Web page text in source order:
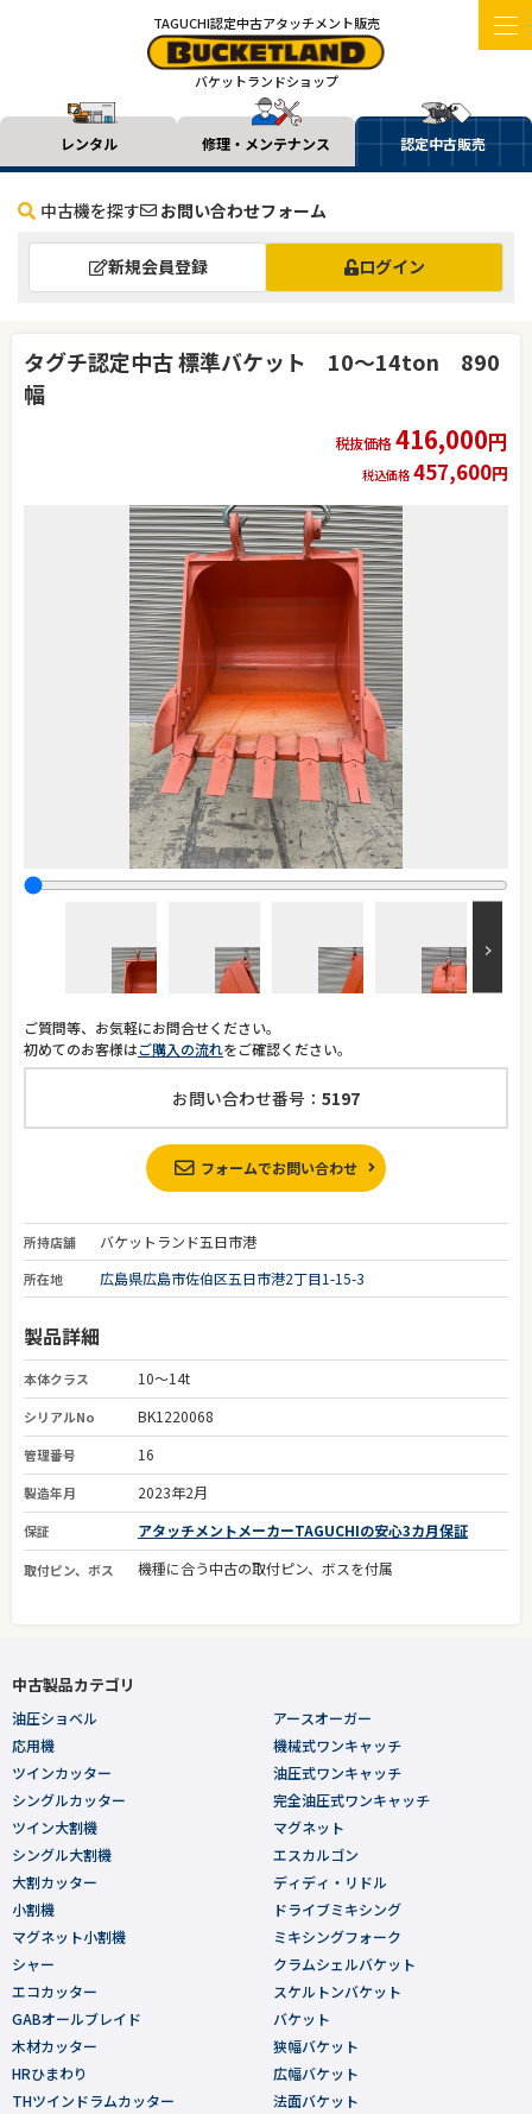
TAGUCHI認定中古アタッチメント販売
バケットランドショップ
レンタル 修理・メンテナンス 認定中古販売
中古機を探す お問い合わせフォーム
新規会員登録 ログイン
タグチ認定中古 標準バケット 10～14ton 890
幅
税抜価格416,000円
税込価格 457,600円
ご質問等、お気軽にお問合せください。
初めてのお客様はご購入の流れをご確認ください。
お問い合わせ番号： 5197
フォームでお問い合わせ
所持店舗 バケットランド五日市港
所在地 広島県広島市佐伯区五日市港2丁目1-15-3
製品詳細
本体クラス 10～14t
シリアルNo BK1220068
管理番号 16
製造年月 2023年2月
保証 アタッチメントメーカーTAGUCHIの安心3カ月保証
取付ピン、ボス 機種に合う中古の取付ピン、ボスを付属
中古製品カテゴリ
油圧ショベル
応用機
ツインカッター
シングルカッター
ツイン大割機
シングル大割機
大割カッター
小割機
マグネット小割機
シャー
エコカッター
GABオールブレイド
木材カッター
HRひまわり
THツインドラムカッター
アースオーガー
機械式ワンキャッチ
油圧式ワンキャッチ
完全油圧式ワンキャッチ
マグネット
エスカルゴン
ディディ・リドル
ドライブミキシング
ミキシングフォーク
クラムシェルバケット
スケルトンバケット
バケット
狭幅バケット
広幅バケット
法面バケット